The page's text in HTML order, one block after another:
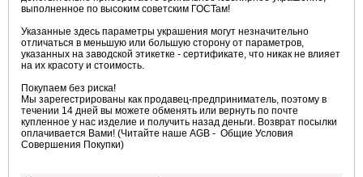
выполненное по высоким советским ГОСТам!
Указанные здесь параметры украшения могут незначительно
отличаться в меньшую или большую сторону от параметров,
указанных на заводской этикетке - сертификате, что никак не влияет
на их красоту и стоимость.
Покупаем без риска!
Мы зарегестрированы как продавец-предприниматель, поэтому в
течении 14 дней вы можете обменять или вернуть по почте
купленное у нас изделие и получить назад деньги. Возврат посылки
оплачивается Вами! (Читайте наше AGB - Общие Условия
Совершения Покупки)